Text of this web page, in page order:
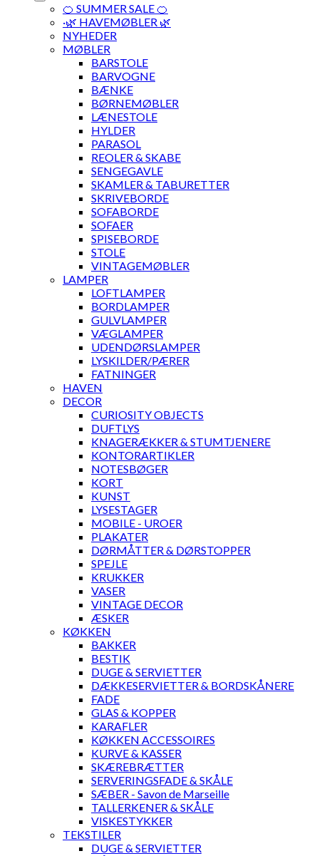
🍊 SUMMER SALE 🍊
·🌿 HAVEMØBLER 🌿
NYHEDER
MØBLER
BARSTOLE
BARVOGNE
BÆNKE
BØRNEMØBLER
LÆNESTOLE
HYLDER
PARASOL
REOLER & SKABE
SENGEGAVLE
SKAMLER & TABURETTER
SKRIVEBORDE
SOFABORDE
SOFAER
SPISEBORDE
STOLE
VINTAGEMØBLER
LAMPER
LOFTLAMPER
BORDLAMPER
GULVLAMPER
VÆGLAMPER
UDENDØRSLAMPER
LYSKILDER/PÆRER
FATNINGER
HAVEN
DECOR
CURIOSITY OBJECTS
DUFTLYS
KNAGERÆKKER & STUMTJENERE
KONTORARTIKLER
NOTESBØGER
KORT
KUNST
LYSESTAGER
MOBILE - UROER
PLAKATER
DØRMÅTTER & DØRSTOPPER
SPEJLE
KRUKKER
VASER
VINTAGE DECOR
ÆSKER
KØKKEN
BAKKER
BESTIK
DUGE & SERVIETTER
DÆKKESERVIETTER & BORDSKÅNERE
FADE
GLAS & KOPPER
KARAFLER
KØKKEN ACCESSOIRES
KURVE & KASSER
SKÆREBRÆTTER
SERVERINGSFADE & SKÅLE
SÆBER - Savon de Marseille
TALLERKENER & SKÅLE
VISKESTYKKER
TEKSTILER
DUGE & SERVIETTER